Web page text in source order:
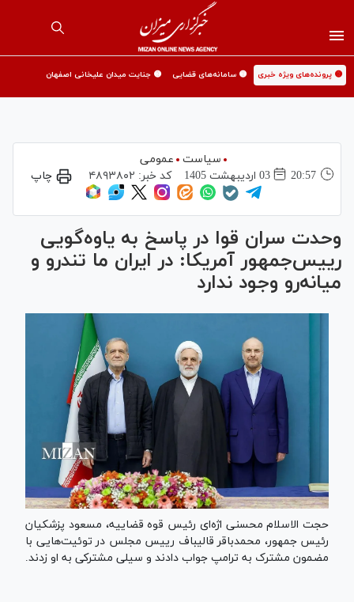
🟡 پرونده‌های ویژه خبری 🟡 سامانه‌های قضایی 🟡 جنایت میدان علیخانی اصفهان
سیاست
عمومی
20:57
03 ارديبهشت 1405 کد خبر: ۴۸۹۳۸۰۲ چاپ
وحدت سران قوا در پاسخ به یاوه‌گویی
رییس‌جمهور آمریکا: در ایران ما تندرو و
میانه‌رو وجود ندارد
حجت الاسلام محسنی اژه‌ای رئیس قوه قضاییه، مسعود پزشکیان
رئیس جمهور، محمدباقر قالیباف رییس مجلس در توئیت‌هایی با
مضمون مشترک به ترامپ جواب دادند و سیلی مشترکی به او زدند.